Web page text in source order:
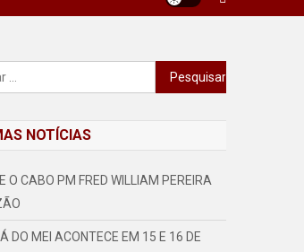
Pesquisar
por:
NOTÍCIAS
O CABO PM FRED WILLIAM PEREIRA
DO MEI ACONTECE EM 15 E 16 DE